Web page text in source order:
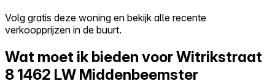
Log in
Probeer Walter gratis
Volg gratis deze woning en bekijk alle recente
verkoopprijzen in de buurt.
Wat moet ik bieden voor Witrikstraat
8 1462 LW Middenbeemster